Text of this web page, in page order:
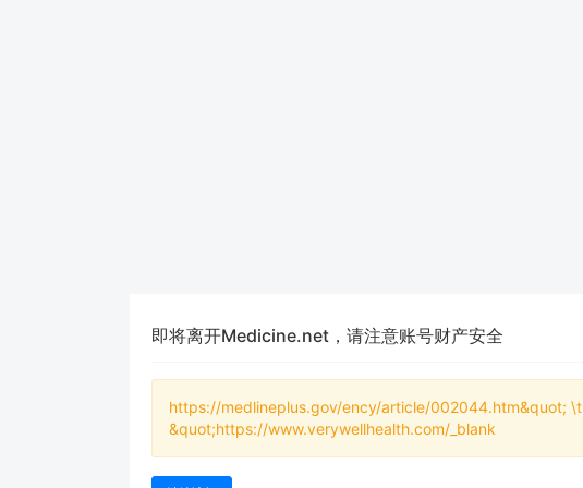
即将离开Medicine.net，请注意账号财产安全
https://medlineplus.gov/ency/article/002044.htm&quot; \t
&quot;https://www.verywellhealth.com/_blank